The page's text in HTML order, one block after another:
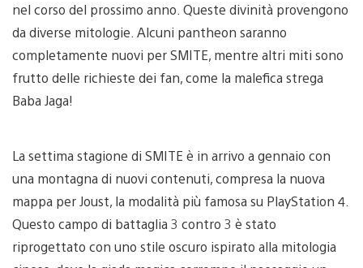
nel corso del prossimo anno. Queste divinità provengono
da diverse mitologie. Alcuni pantheon saranno
completamente nuovi per SMITE, mentre altri miti sono
frutto delle richieste dei fan, come la malefica strega
Baba Jaga!
La settima stagione di SMITE è in arrivo a gennaio con
una montagna di nuovi contenuti, compresa la nuova
mappa per Joust, la modalità più famosa su PlayStation 4.
Questo campo di battaglia 3 contro 3 è stato
riprogettato con uno stile oscuro ispirato alla mitologia